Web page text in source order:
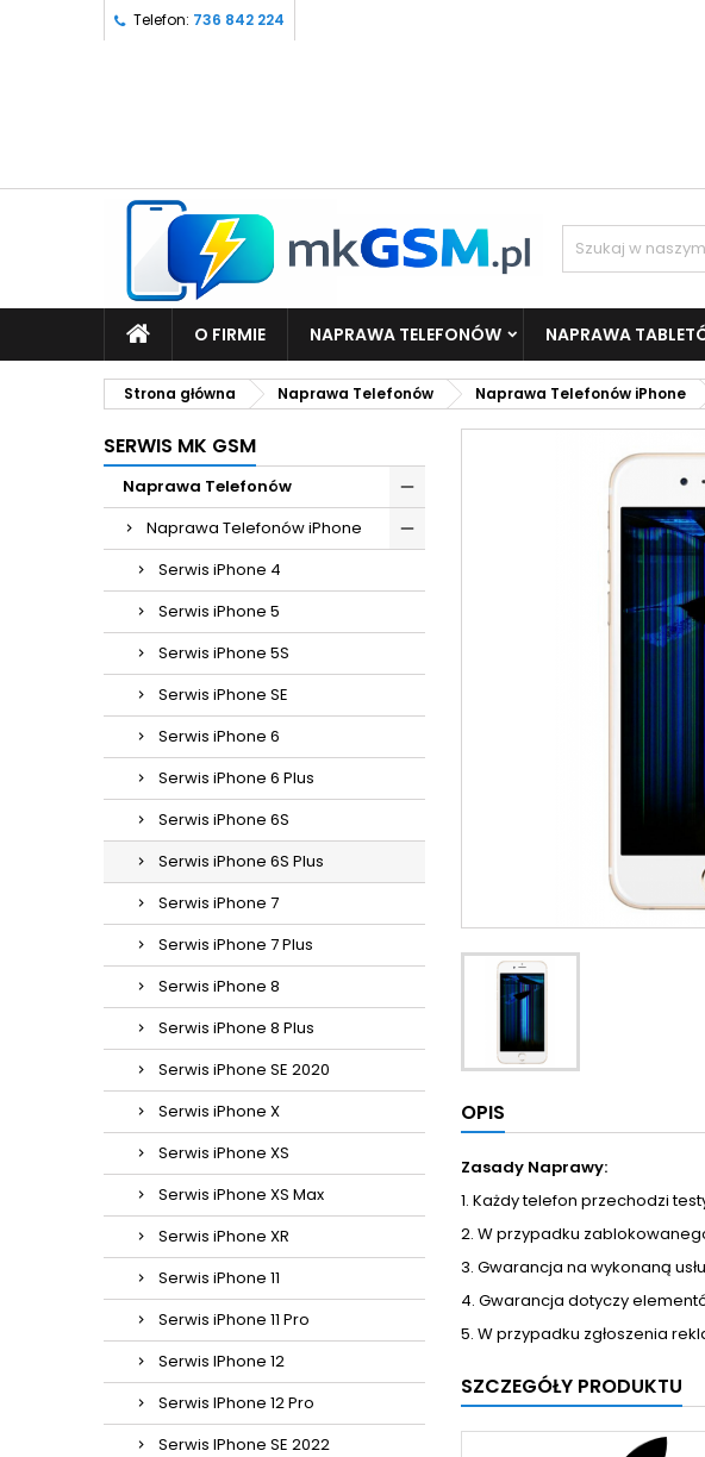
Telefon: 736 842 224
O FIRMIE NAPRAWA TELEFONÓW NAPRAWA
Strona główna Naprawa Telefonów Naprawa Telefonów iPhone
SERWIS MK GSM
Naprawa Telefonów
Naprawa Telefonów iPhone
Serwis iPhone 4
Serwis iPhone 5
Serwis iPhone 5S
Serwis iPhone SE
Serwis iPhone 6
Serwis iPhone 6 Plus
Serwis iPhone 6S
Serwis iPhone 6S Plus
Serwis iPhone 7
Serwis iPhone 7 Plus
Serwis iPhone 8
Serwis iPhone 8 Plus
Serwis iPhone SE 2020
Serwis iPhone X
Serwis iPhone XS
Serwis iPhone XS Max
Serwis iPhone XR
Serwis iPhone 11
Serwis iPhone 11 Pro
Serwis IPhone 12
Serwis IPhone 12 Pro
Serwis IPhone SE 2022
OPIS
Zasady Naprawy:
1. Każdy telefon przechodzi
2. W przypadku
3. Gwarancja na wykonaną
4. Gwarancja dotyczy
5. W przypadku zgłoszenia
SZCZEGÓŁY PRODUKTU